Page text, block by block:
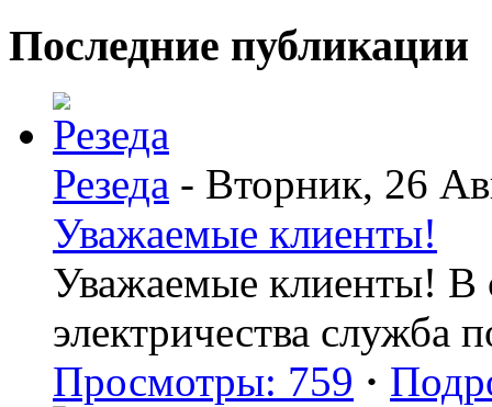
Последние публикации
Резеда - Вторник, 26
Уважаемые клиенты!
Уважаемые клиенты! В
электричества служба
Просмотры: 759 ·